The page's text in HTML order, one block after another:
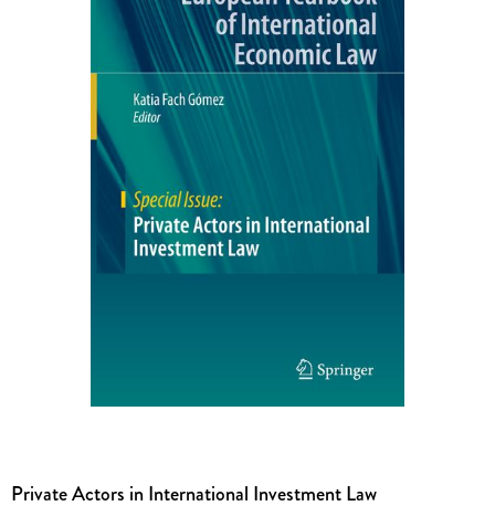
Private Actors in International Investment Law